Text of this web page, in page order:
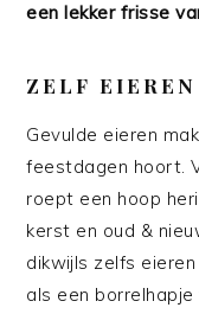
een lekker frisse
ZELF
Gevulde eieren
feestdagen hoort.
roept een hoop
kerst en oud &
dikwijls zelfs
als een